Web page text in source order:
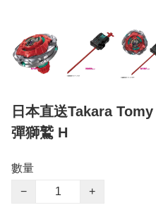
日本直送Takara
彈獅鷲 H
數量
−
+